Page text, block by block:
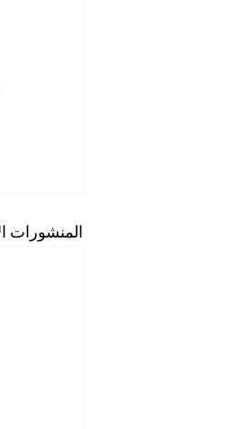
المنشورات